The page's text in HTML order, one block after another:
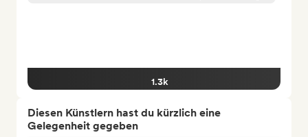
1.3k
Diesen Künstlern hast du kürzlich eine
Gelegenheit gegeben